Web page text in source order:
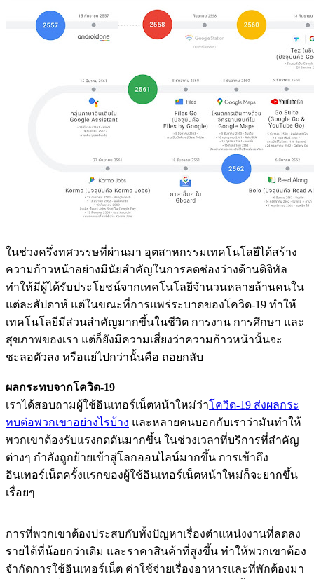
ในช่วงครึ่งทศวรรษที่ผ่านมา อุตสาหกรรมเทคโนโลยีได้สร้าง
ความก้าวหน้าอย่างมีนัยสำคัญในการลดช่องว่างด้านดิจิทัล
ทำให้มีผู้ได้รับประโยชน์จากเทคโนโลยีจำนวนหลายล้านคนใน
แต่ละสัปดาห์ แต่ในขณะที่การแพร่ระบาดของโควิด-19 ทำให้
เทคโนโลยีมีส่วนสำคัญมากขึ้นในชีวิต การงาน การศึกษา และ
สุขภาพของเรา แต่ก็ยังมีความเสี่ยงว่าความก้าวหน้านั้นจะ
ชะลอตัวลง หรือแย่ไปกว่านั้นคือ ถอยกลับ
ผลกระทบจากโควิด-19
เราได้สอบถามผู้ใช้อินเทอร์เน็ตหน้าใหม่ว่าโควิด-19 ส่งผลกระ
ทบต่อพวกเขาอย่างไรบ้าง และหลายคนบอกกับเราว่ามันทำให้
พวกเขาต้องรับแรงกดดันมากขึ้น ในช่วงเวลาที่บริการที่สำคัญ
ต่างๆ กำลังถูกย้ายเข้าสู่โลกออนไลน์มากขึ้น การเข้าถึง
อินเทอร์เน็ตครั้งแรกของผู้ใช้อินเทอร์เน็ตหน้าใหม่ก็จะยากขึ้น
เรื่อยๆ
การที่พวกเขาต้องประสบกับทั้งปัญหาเรื่องตำแหน่งงานที่ลดลง
รายได้ที่น้อยกว่าเดิม และราคาสินค้าที่สูงขึ้น ทำให้พวกเขาต้อง
จำกัดการใช้อินเทอร์เน็ต ค่าใช้จ่ายเรื่องอาหารและที่พักต้องมา